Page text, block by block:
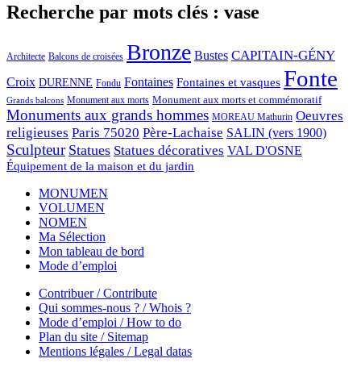
Recherche par mots clés : vase
Architecte Balcons de croisées Bronze Bustes CAPITAIN-GÉNY
Croix DURENNE Fondu Fontaines Fontaines et vasques Fonte
Grands balcons Monument aux morts Monument aux morts et commémoratif
Monuments aux grands hommes MOREAU Mathurin Oeuvres
religieuses Paris 75020 Père-Lachaise SALIN (vers 1900)
Sculpteur Statues Statues décoratives VAL D'OSNE
Équipement de la maison et du jardin
MONUMEN
VOLUMEN
NOMEN
Ma Sélection
Mon tableau de bord
Mode d’emploi
Contribuer / Contribute
Qui sommes-nous ? / Whois ?
Mode d’emploi / How to do
Plan du site / Sitemap
Mentions légales / Legal datas